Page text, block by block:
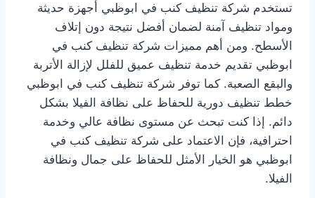
تستخدم شركة تنظيف كنب في ابوظبي أجهزة حديثة
ومواد تنظيف آمنة لضمان أفضل نتيجة دون إتلاف
الأسطح. ومن أهم مميزات شركة تنظيف كنب في
ابوظبي تقديم خدمة تنظيف عميق للفلل لإزالة الأتربة
والبقع الصعبة. كما توفر شركة تنظيف كنب في ابوظبي
خطط تنظيف دورية للحفاظ على نظافة الفيلا بشكل
دائم. إذا كنت تبحث عن مستوى نظافة عالي وخدمة
احترافية، فإن الاعتماد على شركة تنظيف كنب في
ابوظبي هو الخيار الأمثل للحفاظ على جمال ونظافة
الفيلا.